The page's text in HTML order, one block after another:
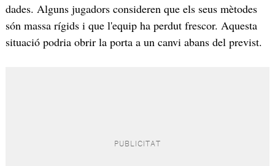
dades. Alguns jugadors consideren que els seus mètodes
són massa rígids i que l'equip ha perdut frescor. Aquesta
situació podria obrir la porta a un canvi abans del previst.